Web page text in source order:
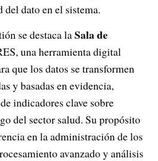
dato en el sistema.
se destaca laSala de
una herramienta digital
que los datos se transformen
y basadas en evidencia,
indicadores clave sobre
del sector salud. Su propósito
en la administración de los
avanzado y análisis